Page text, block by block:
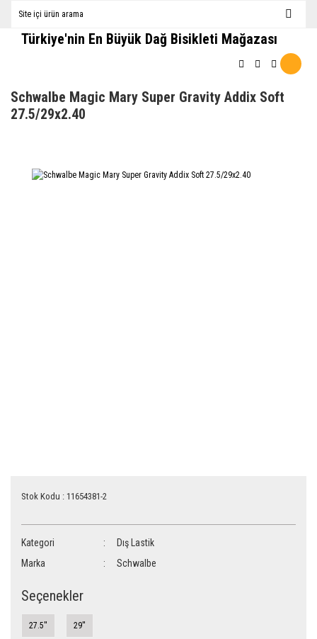
Türkiye'nin En Büyük Dağ Bisikleti Mağazası
Schwalbe Magic Mary Super Gravity Addix Soft
27.5/29x2.40
Stok Kodu : 11654381-2
Kategori
Dış Lastik
Marka
Schwalbe
Seçenekler
27.5'' 29''